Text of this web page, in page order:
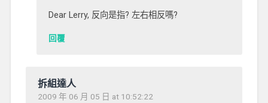
Dear Lerry, 反向是指? 左右相反嗎?
回覆
拆組達人
2009 年 06 月 05 日 at 10:52:22